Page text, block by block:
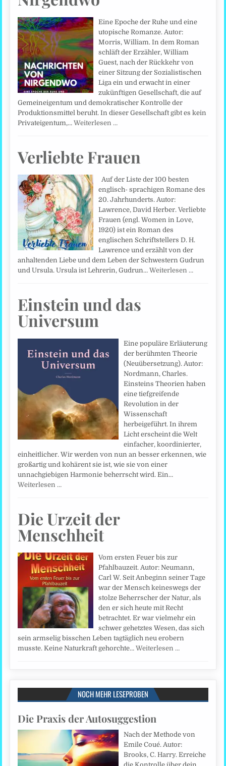
Eine Epoche der Ruhe und eine
utopische Romanze. Autor:
Morris, William. In dem Roman
schläft der Erzähler, William
Guest, nach der Rückkehr von
einer Sitzung der Sozialistischen
Liga ein und erwacht in einer
zukünftigen Gesellschaft, die auf
Gemeineigentum und demokratischer Kontrolle der
Produktionsmittel beruht. In dieser Gesellschaft gibt es kein
Privateigentum,…Weiterlesen …
Verliebte Frauen
Auf der Liste der 100 besten
englisch- sprachigen Romane des
20. Jahrhunderts. Autor:
Lawrence, David Herber. Verliebte
Frauen (engl. Women in Love,
1920) ist ein Roman des
englischen Schriftstellers D. H.
Lawrence und erzählt von der
anhaltenden Liebe und dem Leben der Schwestern Gudrun
und Ursula. Ursula ist Lehrerin, Gudrun…Weiterlesen …
Einstein und das
Universum
Eine populäre Erläuterung
der berühmten Theorie
(Neuübersetzung). Autor:
Nordmann, Charles.
Einsteins Theorien haben
eine tiefgreifende
Revolution in der
Wissenschaft
herbeigeführt. In ihrem
Licht erscheint die Welt
einfacher, koordinierter,
einheitlicher. Wir werden von nun an besser erkennen, wie
großartig und kohärent sie ist, wie sie von einer
unnachgiebigen Harmonie beherrscht wird. Ein…
Weiterlesen …
Die Urzeit der
Menschheit
Vom ersten Feuer bis zur
Pfahlbauzeit. Autor: Neumann,
Carl W. Seit Anbeginn seiner Tage
war der Mensch keineswegs der
stolze Beherrscher der Natur, als
den er sich heute mit Recht
betrachtet. Er war vielmehr ein
schwer gehetztes Wesen, das sich
sein armselig bisschen Leben tagtäglich neu erobern
musste. Keine Naturkraft gehorchte…Weiterlesen …
NOCH MEHR LESEPROBEN
Die Praxis der Autosuggestion
Nach der Methode von
Emile Coué. Autor:
Brooks, C. Harry. Erreiche